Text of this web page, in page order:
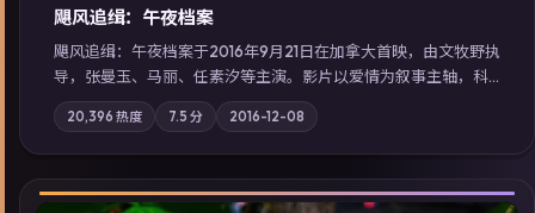
飓风追缉：午夜档案
飓风追缉：午夜档案于2016年9月21日在加拿大首映，由文牧野执
导，张曼玉、马丽、任素汐等主演。影片以爱情为叙事主轴，科
技与人性的边界在实验事故后逐渐模糊；摄影与配乐强化地域气
质；站内亦可通过「国产免费观看高清电视剧在线看」延展检索
同类型高分佳作，畅享高清在线追剧体验。
20,396 热度 7.5 分 2016-12-08